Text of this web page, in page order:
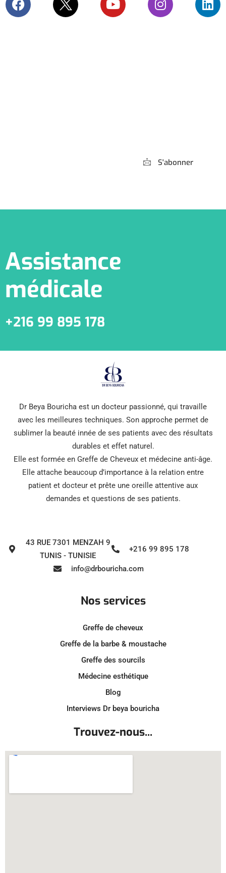
S'abonner
Assistance
médicale
+216 99 895 178
Dr Beya Bouricha est un docteur passionné, qui travaille
avec les meilleures techniques. Son approche permet de
sublimer la beauté innée de ses patients avec des résultats
durables et effet naturel.
Elle est formée en Greffe de Cheveux et médecine anti-âge.
Elle attache beaucoup d’importance à la relation entre
patient et docteur et prête une oreille attentive aux
demandes et questions de ses patients.
43 RUE 7301 MENZAH 9
TUNIS - TUNISIE
+216 99 895 178
info@drbouricha.com
Nos services
Greffe de cheveux
Greffe de la barbe & moustache
Greffe des sourcils
Médecine esthétique
Blog
Interviews Dr beya bouricha
Trouvez-nous...